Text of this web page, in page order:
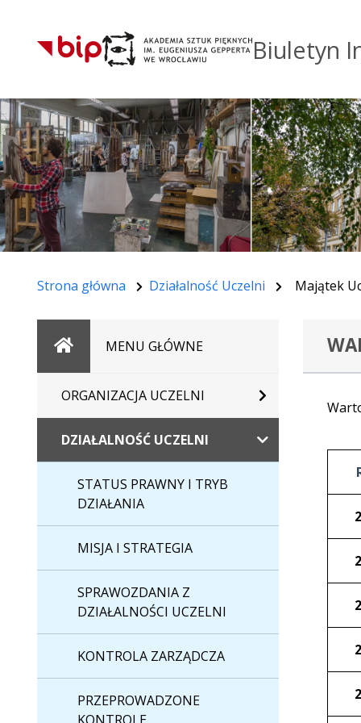
Biuletyn
Strona główna Działalność Uczelni Majątek
StronaMENU GŁÓWNE
ORGANIZACJA UCZELNI
DZIAŁALNOŚĆ UCZELNI
STATUS PRAWNY I TRYB
DZIAŁANIA
MISJA I STRATEGIA
SPRAWOZDANIA Z
DZIAŁALNOŚCI UCZELNI
KONTROLA ZARZĄDCZA
PRZEPROWADZONE
KONTROLE